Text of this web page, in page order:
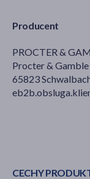
Producent
PROCTER &
Procter &
65823
CECHY